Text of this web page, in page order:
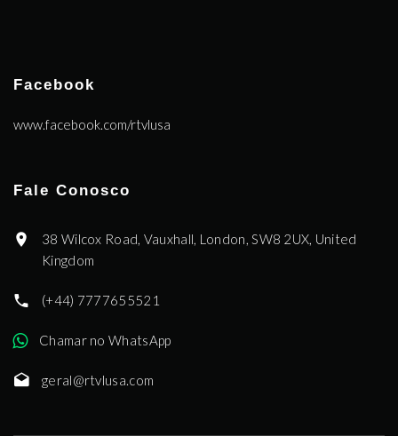
Facebook
www.facebook.com/rtvlusa
Fale Conosco
38 Wilcox Road, Vauxhall, London, SW8 2UX, United
Kingdom
(+44) 7777655521
Chamar no WhatsApp
geral@rtvlusa.com